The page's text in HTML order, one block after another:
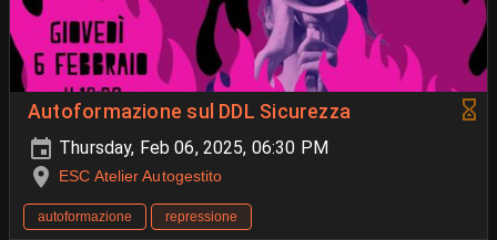
Autoformazione sul DDL Sicurezza
Thursday, Feb 06, 2025, 06:30 PM
ESC Atelier Autogestito
autoformazione repressione